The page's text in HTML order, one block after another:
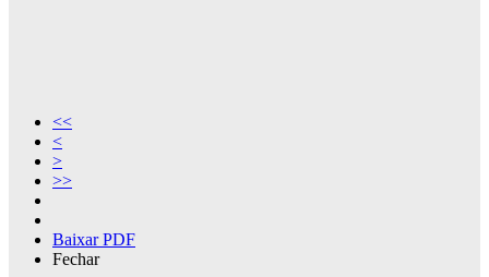
Primeira página
<<
Voltar
<
Próxima página
>
Última página
>>
Baixar PDF
Fechar